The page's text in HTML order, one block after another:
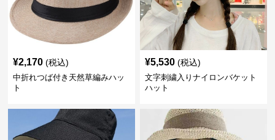
¥2,170 (税込)
中折れつば付き天然草編みハッ
ト
¥5,530 (税込)
文字刺繍入りナイロンバケット
ハット